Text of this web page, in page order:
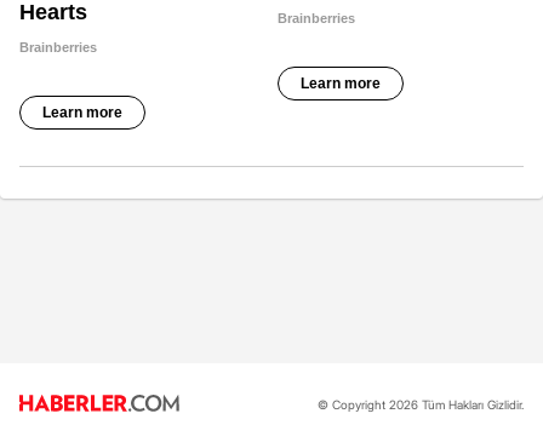
© Copyright 2026 Tüm Hakları Gizlidir.